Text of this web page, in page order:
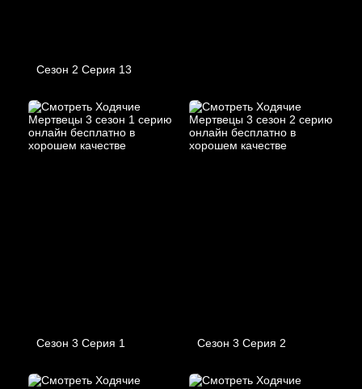
Сезон 2 Серия 13
Сезон 3 Серия 1 Сезон 3 Серия 2